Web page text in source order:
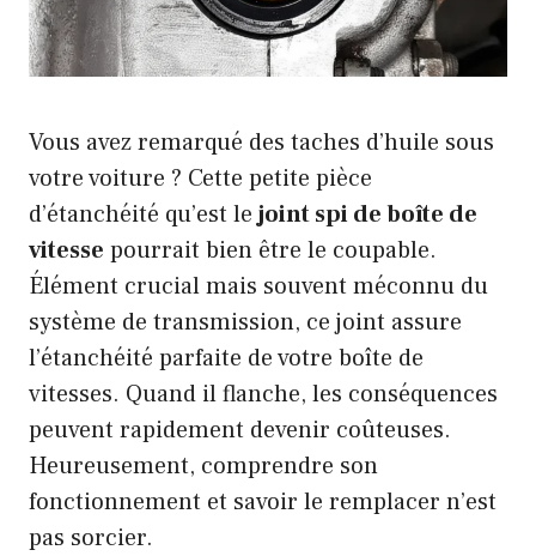
Vous avez remarqué des taches d’huile sous
votre voiture ? Cette petite pièce
d’étanchéité qu’est lejoint spi de boîte de
vitesse pourrait bien être le coupable.
Élément crucial mais souvent méconnu du
système de transmission, ce joint assure
l’étanchéité parfaite de votre boîte de
vitesses. Quand il flanche, les conséquences
peuvent rapidement devenir coûteuses.
Heureusement, comprendre son
fonctionnement et savoir le remplacer n’est
pas sorcier.